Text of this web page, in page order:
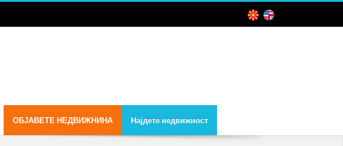
ОБЈАВЕТЕ НЕДВИЖНИНА Најдете недвижност